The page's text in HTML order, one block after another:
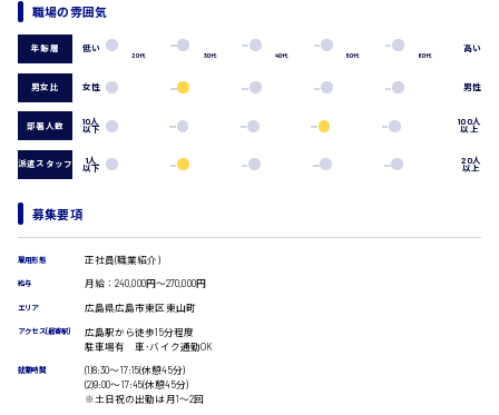
軽作業
医師
看護助手
看護師
オフィスワーク系
貿易事務
経理事務
営業事務
医療事務
翻訳、通訳
広島市南区
広島市安佐南区
時給1300円～
時給1400円～
職場の雰囲気
年齢層 低い
20代 30代 40代 50代 60代
高い
男女比 女性 男性
部署人数 10人
以下
100人
以上
派遣スタッフ 1人
以下
20人
以上
募集要項
雇用形態 正社員(職業紹介)
給与 月給：240,000円～270,000円
エリア 広島県広島市東区東山町
アクセス(最寄駅)
広島駅から徒歩15分程度
駐車場有 車･バイク通勤OK
就業時間
(1)8:30〜17:15(休憩45分)
(2)9:00〜17:45(休憩45分)
※土日祝の出勤は月1〜2回